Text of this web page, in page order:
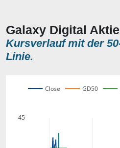
Galaxy Digital
Kursverlauf mit der
Linie.
45
Close GD50